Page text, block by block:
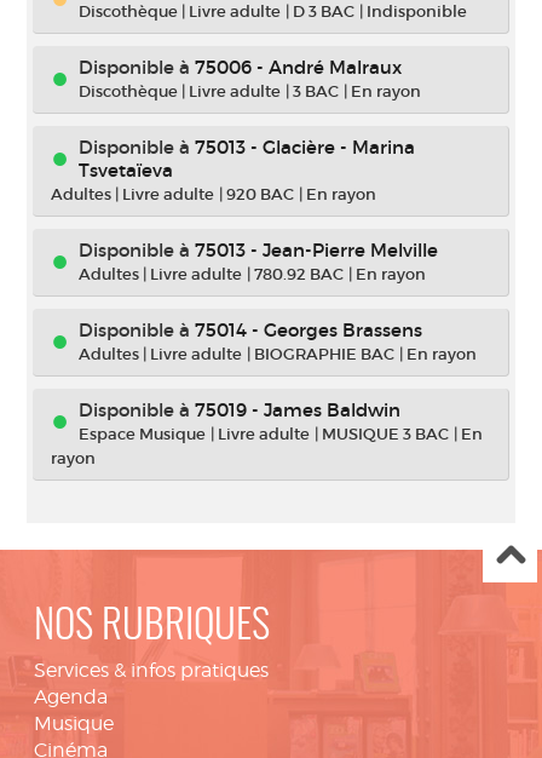
Discothèque | Livre adulte | D 3 BAC | Indisponible
Disponible à 75006 - André Malraux
Discothèque | Livre adulte |3 BAC | En rayon
Disponible à 75013 - Glacière - Marina
Tsvetaïeva
Adultes | Livre adulte |920 BAC | En rayon
Disponible à 75013 - Jean-Pierre Melville
Adultes | Livre adulte |780.92 BAC | En rayon
Disponible à 75014 - Georges Brassens
Adultes | Livre adulte | BIOGRAPHIE BAC | En rayon
Disponible à 75019 - James Baldwin
Espace Musique | Livre adulte | MUSIQUE 3 BAC | En
rayon
NOS RUBRIQUES
Services & infos pratiques
Agenda
Musique
Cinéma